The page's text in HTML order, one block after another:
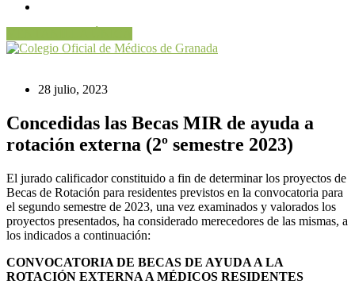
28 julio, 2023
Concedidas las Becas MIR de ayuda a
rotación externa (2º semestre 2023)
El jurado calificador constituido a fin de determinar los proyectos de
Becas de Rotación para residentes previstos en la convocatoria para
el segundo semestre de 2023, una vez examinados y valorados los
proyectos presentados, ha considerado merecedores de las mismas, a
los indicados a continuación:
CONVOCATORIA DE BECAS DE AYUDA A LA
ROTACIÓN EXTERNA A MÉDICOS RESIDENTES